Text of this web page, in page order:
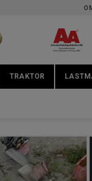
TRAKTOR